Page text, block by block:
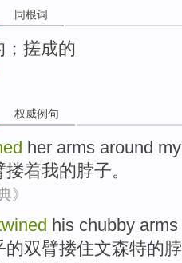
同根词
；搓成的
权威例句
her arms around my
搂着我的脖子。
》
his chubby arms
的双臂搂住文森特的